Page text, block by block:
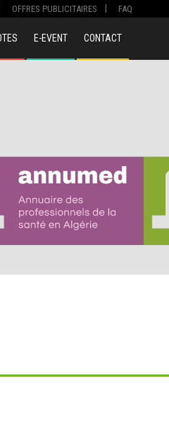
OFFRES PUBLICITAIRES FAQ
E-EVENT CONTACT